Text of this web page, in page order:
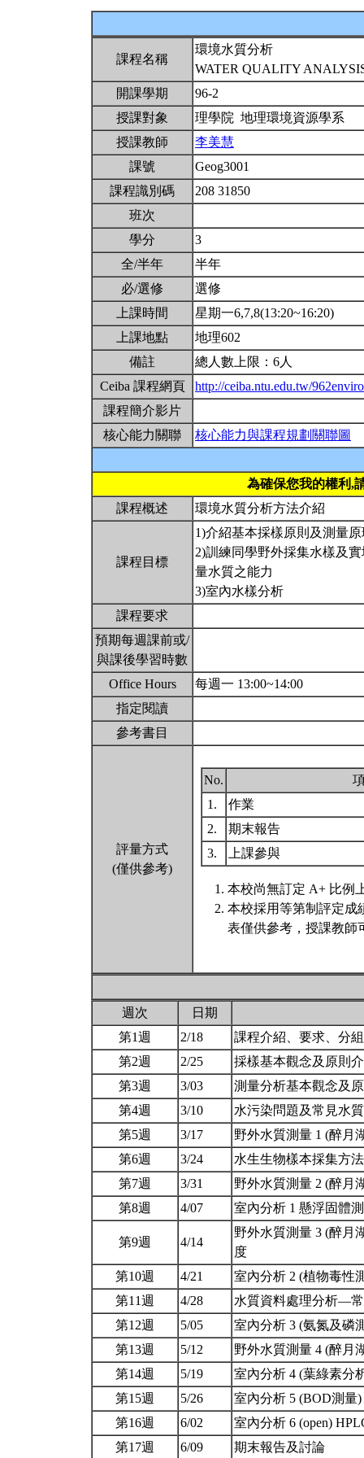
課程名稱
環境水質分析
WATER QUALITY
開課學期
96-2
授課對象
理學院 地理環境資源學系
授課教師
李美慧
課號
Geog3001
課程識別碼
208 31850
班次
學分
3
全/半年
半年
必/選修
選修
上課時間
星期一6,7,8(13:20~16:20)
上課地點
地理602
備註
總人數上限：6人
Ceiba 課程網頁
http://ceiba.ntu.edu.tw/
課程簡介影片
核心能力關聯
核心能力與課程規劃關聯圖
為確保您我的權利,
課程概述
環境水質分析方法介紹
課程目標
1)介紹基本採樣原則及測量原
2)訓練同學野外採集水樣及
量水質之能力
3)室內水樣分析
課程要求
預期每週課前或/
與課後學習時數
Office Hours
每週一 13:00~14:00
指定閱讀
參考書目
評量方式
(僅供參考)
No.
1.
作業
2.
期末報告
3.
上課參與
本校尚無訂定 A+ 比例
本校採用等第制評定成
表僅供參考，授課教師
週次
日期
第1週
2/18
課程介紹、要求、分
第2週
2/25
採樣基本觀念及原則
第3週
3/03
測量分析基本觀念及
第4週
3/10
水污染問題及常見水
第5週
3/17
野外水質測量 1 (醉月
第6週
3/24
水生生物樣本採集方
第7週
3/31
野外水質測量 2 (醉月
第8週
4/07 室內分析 1 懸浮固體
第9週 4/14
野外水質測量 3 (醉月
度
第10週
4/21
室內分析 2 (植物毒性
第11週
4/28
水質資料處理分析—
第12週
5/05
室內分析 3 (氨氮及磷
第13週
5/12
野外水質測量 4 (醉月
第14週
5/19
室內分析 4 (葉綠素分
第15週
5/26
室內分析 5 (BOD測量)
第16週
6/02
室內分析 6 (open)
第17週
6/09 期末報告及討論